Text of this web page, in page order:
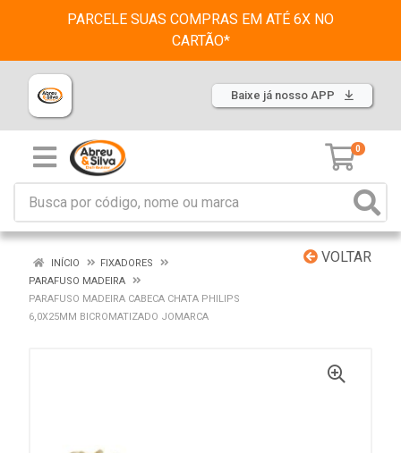
PARCELE SUAS COMPRAS EM ATÉ 6X NO
CARTÃO*
Baixe já nosso APP
0
VOLTAR
INÍCIO
FIXADORES
PARAFUSO MADEIRA
PARAFUSO MADEIRA CABECA CHATA PHILIPS
6,0X25MM BICROMATIZADO JOMARCA